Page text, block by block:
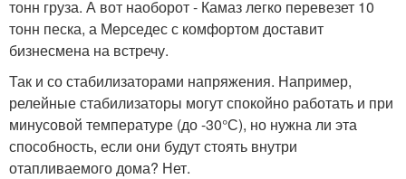
тонн груза. А вот наоборот - Камаз легко перевезет 10
тонн песка, а Мерседес с комфортом доставит
бизнесмена на встречу.
Так и со стабилизаторами напряжения. Например,
релейные стабилизаторы могут спокойно работать и при
минусовой температуре (до -30°С), но нужна ли эта
способность, если они будут стоять внутри
отапливаемого дома? Нет.